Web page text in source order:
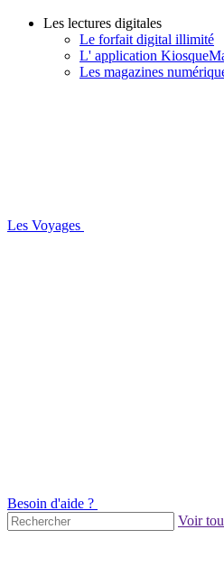
Les lectures digitales
Le forfait digital illimité
L' application
Les magazines
Les Voyages
Besoin d'aide ?
Voir